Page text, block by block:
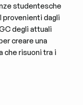
studentesche
provenienti dagli
degli attuali
creare una
che risuoni tra i